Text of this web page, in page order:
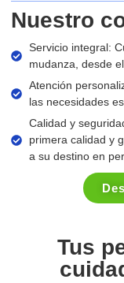
Nuestro
Servicio integral:
mudanza, desde
Atención
las necesidades
Calidad y
primera calidad y
a su destino en
Tus